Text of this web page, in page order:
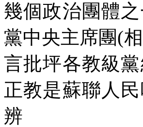
幾個政治團體之
黨中央主席團(
言批坪各教級
正教是蘇聯人
辨